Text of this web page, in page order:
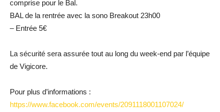
comprise pour le Bal.
BAL de la rentrée avec la sono Breakout 23h00
– Entrée 5€
La sécurité sera assurée tout au long du week-end par l’équipe
de Vigicore.
Pour plus d’informations :
https://www.facebook.com/events/2091118001107024/